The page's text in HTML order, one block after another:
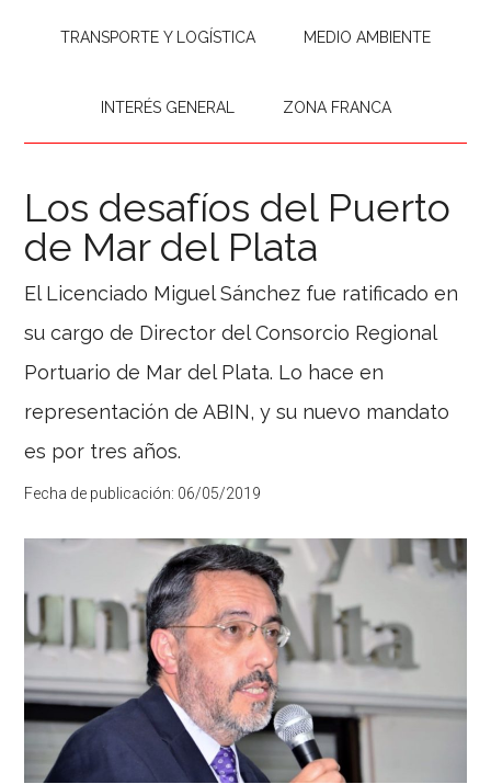
TRANSPORTE Y LOGÍSTICA MEDIO AMBIENTE
INTERÉS GENERAL ZONA FRANCA
Los desafíos del Puerto
de Mar del Plata
El Licenciado Miguel Sánchez fue ratificado en
su cargo de Director del Consorcio Regional
Portuario de Mar del Plata. Lo hace en
representación de ABIN, y su nuevo mandato
es por tres años.
Fecha de publicación: 06/05/2019